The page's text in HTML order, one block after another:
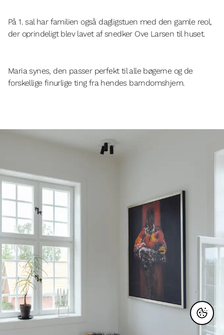
På 1. sal har familien også dagligstuen med den gamle reol,
der oprindeligt blev lavet af snedker Ove Larsen til huset.
Maria synes, den passer perfekt til alle bøgerne og de
forskellige finurlige ting fra hendes barndomshjem.